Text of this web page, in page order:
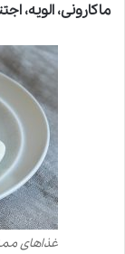
ماکارونی، الویه،
غذاهای